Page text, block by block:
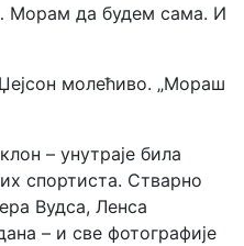
Морам да будем сама. И
Џејсон молећиво. „Мораш
– унутраје била
спортиста. Стварно
Вудса, Ленса
– и све фотографије